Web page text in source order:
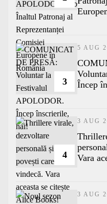
3
5 AUG
Încep
4
3 AUG
Vara
3 AUG